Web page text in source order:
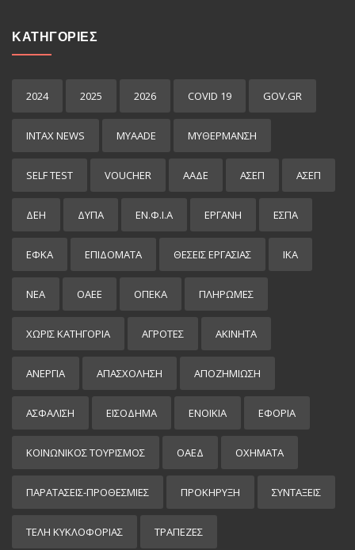
ΚΑΤΗΓΟΡΙΕΣ
2024 2025 2026 COVID 19 GOV.GR
INTAX NEWS MYAADE MYΘΈΡΜΑΝΣΗ
SELF TEST VOUCHER ΑΑΔΕ ΑΣΕΠ ΑΣΕΠ
ΔΕΗ ΔΥΠΑ ΕΝ.Φ.Ι.Α ΕΡΓΑΝΗ ΕΣΠΑ
ΕΦΚΑ ΕΠΙΔΌΜΑΤΑ ΘΕΣΕΙΣ ΕΡΓΑΣΙΑΣ ΙΚΑ
ΝΕΑ ΟΑΕΕ ΟΠΕΚΑ ΠΛΗΡΩΜΕΣ
ΧΩΡΊΣ ΚΑΤΗΓΟΡΊΑ ΑΓΡΟΤΕΣ ΑΚΙΝΗΤΑ
ΑΝΕΡΓΙΑ ΑΠΑΣΧΟΛΗΣΗ ΑΠΟΖΗΜΙΩΣΗ
ΑΣΦΑΛΙΣΗ ΕΙΣΌΔΗΜΑ ΕΝΟΙΚΙΑ ΕΦΟΡΙΑ
ΚΟΙΝΩΝΙΚΟΣ ΤΟΥΡΙΣΜΟΣ ΟΑΕΔ ΟΧΗΜΑΤΑ
ΠΑΡΑΤΑΣΕΙΣ-ΠΡΟΘΕΣΜΙΕΣ ΠΡΟΚΉΡΥΞΗ ΣΥΝΤΑΞΕΙΣ
ΤΕΛΗ ΚΥΚΛΟΦΟΡΙΑΣ ΤΡΑΠΕΖΕΣ